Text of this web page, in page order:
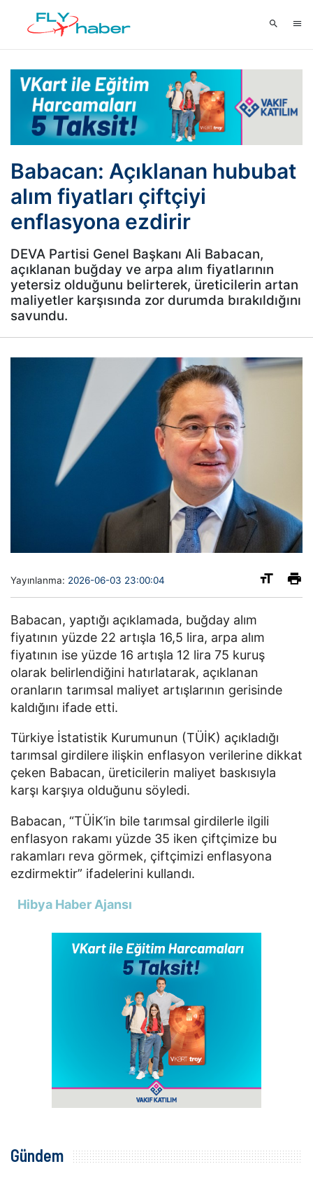
Babacan: Açıklanan hububat
alım fiyatları çiftçiyi
enflasyona ezdirir
DEVA Partisi Genel Başkanı Ali Babacan,
açıklanan buğday ve arpa alım fiyatlarının
yetersiz olduğunu belirterek, üreticilerin artan
maliyetler karşısında zor durumda bırakıldığını
savundu.
Yayınlanma: 2026-06-03 23:00:04
Babacan, yaptığı açıklamada, buğday alım
fiyatının yüzde 22 artışla 16,5 lira, arpa alım
fiyatının ise yüzde 16 artışla 12 lira 75 kuruş
olarak belirlendiğini hatırlatarak, açıklanan
oranların tarımsal maliyet artışlarının gerisinde
kaldığını ifade etti.
Türkiye İstatistik Kurumunun (TÜİK) açıkladığı
tarımsal girdilere ilişkin enflasyon verilerine dikkat
çeken Babacan, üreticilerin maliyet baskısıyla
karşı karşıya olduğunu söyledi.
Babacan, “TÜİK’in bile tarımsal girdilerle ilgili
enflasyon rakamı yüzde 35 iken çiftçimize bu
rakamları reva görmek, çiftçimizi enflasyona
ezdirmektir” ifadelerini kullandı.
Hibya Haber Ajansı
Gündem